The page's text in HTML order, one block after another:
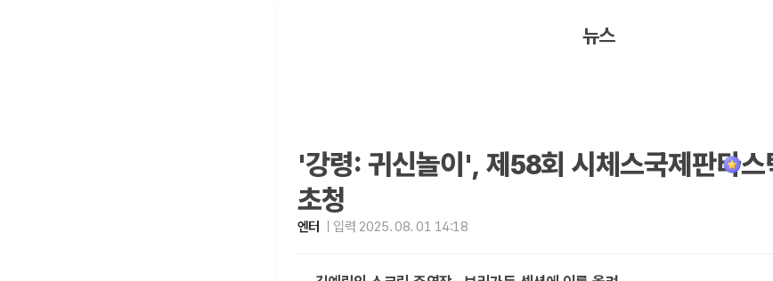
뉴스
'강령: 귀신놀이', 제58회 시체스국제판타스
초청
엔터 입력 2025. 08. 01 14:18